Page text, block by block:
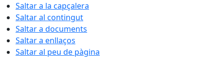
Saltar a la capçalera
Saltar al contingut
Saltar a documents
Saltar a enllaços
Saltar al peu de pàgina